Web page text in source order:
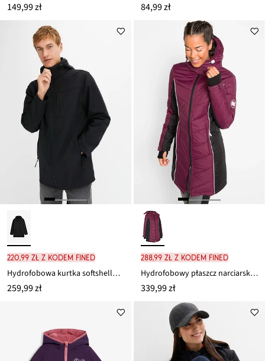
149,99 zł 84,99 zł
220,99 zł z kodem FINED
Hydrofobowa kurtka softshellowa z odpinanym kapturem
259,99 zł
288,99 zł z kodem FINED
Hydrofobowy płaszcz narciarski pikowany
339,99 zł